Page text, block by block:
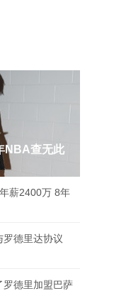
NBA查无此
薪2400万 8年
罗德里达协议
罗德里加盟巴萨